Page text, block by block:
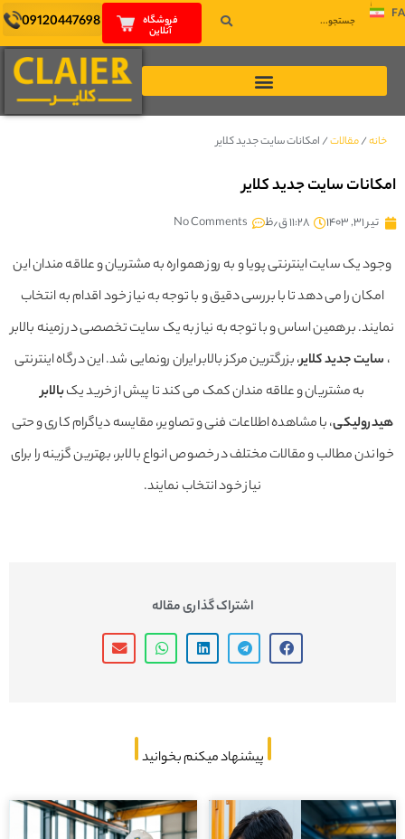
FA فروشگاه
آنلاین 09120447698
خانه/مقالات/ امکانات سایت جدید کلایر
امکانات سایت جدید کلایر
تیر ۳۱, ۱۴۰۳ ۱۱:۲۸ ق٫ظ No Comments
وجود یک سایت اینترنتی پویا و به روز همواره به مشتریان و علاقه مندان این
امکان را می دهد تا با بررسی دقیق و با توجه به نیاز خود اقدام به انتخاب
نمایند. بر همین اساس و با توجه به نیاز به یک سایت تخصصی در زمینه بالابر
، سایت جدید کلایر، بزرگترین مرکز بالابر ایران رونمایی شد. این درگاه اینترنتی
به مشتریان و علاقه مندان کمک می کند تا پیش از خرید یکبالابر
هیدرولیکی، با مشاهده اطلاعات فنی و تصاویر، مقایسه دیاگرام کاری و حتی
خواندن مطالب و مقالات مختلف در خصوص انواع بالابر، بهترین گزینه را برای
نیاز خود انتخاب نمایند.
اشتراک گذاری مقاله
پیشنهاد میکنم بخوانید